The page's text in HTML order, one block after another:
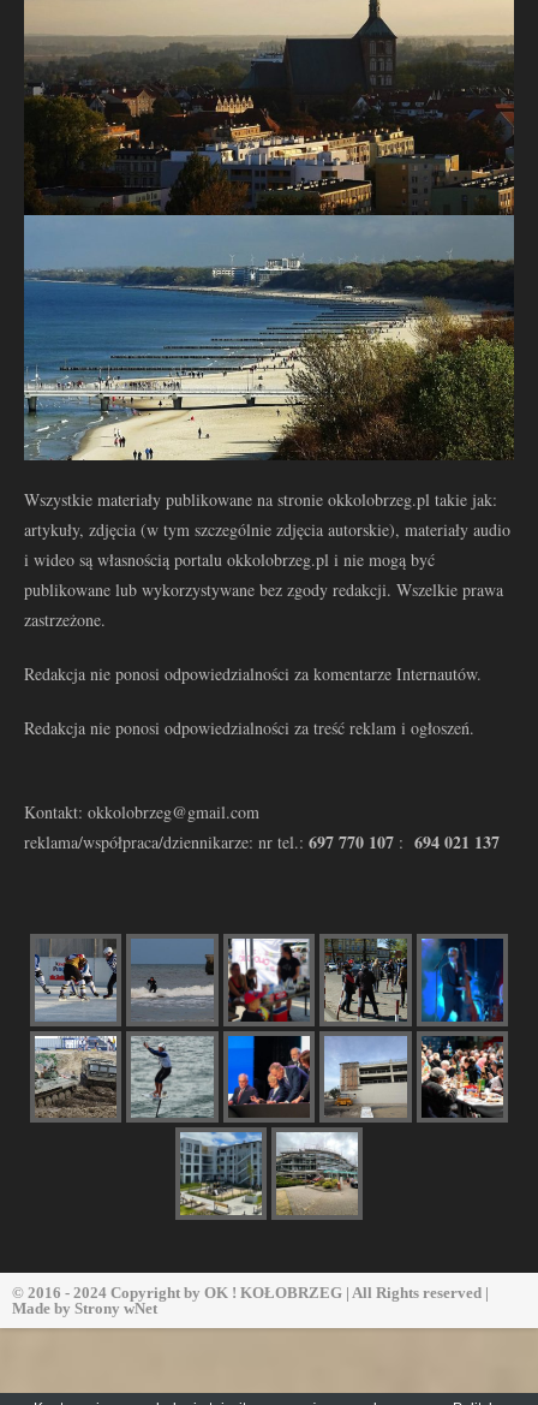
Wszystkie materiały publikowane na stronie okkolobrzeg.pl takie jak:
artykuły, zdjęcia (w tym szczególnie zdjęcia autorskie), materiały audio
i wideo są własnością portalu okkolobrzeg.pl i nie mogą być
publikowane lub wykorzystywane bez zgody redakcji. Wszelkie prawa
zastrzeżone.
Redakcja nie ponosi odpowiedzialności za komentarze Internautów.
Redakcja nie ponosi odpowiedzialności za treść reklam i ogłoszeń.
Kontakt: okkolobrzeg@gmail.com
reklama/współpraca/dziennikarze: nr tel.: 697 770 107 : 694 021 137
© 2016 - 2024 Copyright by OK ! KOŁOBRZEG | All Rights reserved |
Made by Strony wNet